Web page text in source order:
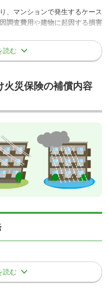
、マンションで発生するケース
調査費用や建物に起因する損害
人で加入する住宅用の火災保険
の計算基準が大きく異なりま
ても、多くの契約で保険料が上
ている物件の場合、保険料が上
や計画的な資金準備が必要にな
と「一括契約方式」があり、多く
読む
火災保険の補償内容
災保険においてベースとなる補
ても必ず補償される項目です。
読む